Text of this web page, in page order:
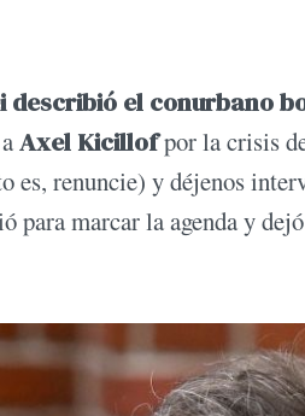
describió el conurbano
Axel Kicillofpor la crisis
es, renuncie) y déjenos
marcar la agenda y